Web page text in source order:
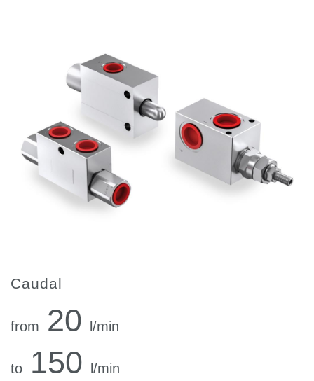
Motores Orbitais produzidos para a Bondioli & Pavesi
Sistemas de acoplamento
Blocos Hidráulicos Integrados
Válvulas de controle direcional
Válvulas de cartucho
Válvulas em linha
Sistemas Fan Drive
Permutadores de calor
Caudal
from 20 l/min
to 150 l/min